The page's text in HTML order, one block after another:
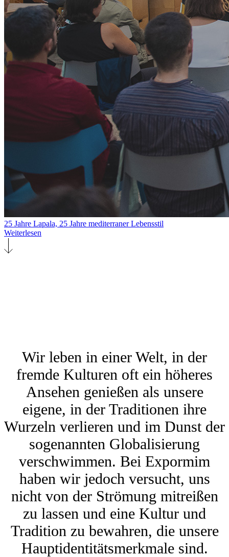
25 Jahre Lapala, 25 Jahre mediterraner Lebensstil
Weiterlesen
Wir leben in einer Welt, in der
fremde Kulturen oft ein höheres
Ansehen genießen als unsere
eigene, in der Traditionen ihre
Wurzeln verlieren und im Dunst der
sogenannten Globalisierung
verschwimmen. Bei Expormim
haben wir jedoch versucht, uns
nicht von der Strömung mitreißen
zu lassen und eine Kultur und
Tradition zu bewahren, die unsere
Hauptidentitätsmerkmale sind.